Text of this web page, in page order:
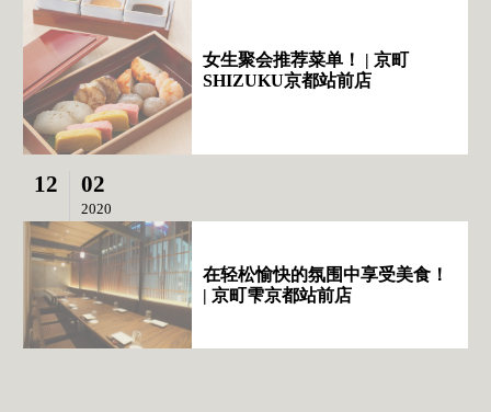
女生聚会推荐菜单！ | 京町
SHIZUKU京都站前店
12 02
2020
在轻松愉快的氛围中享受美食！
| 京町雫京都站前店